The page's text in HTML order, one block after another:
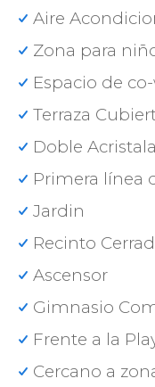
Aire
Zona para
Espacio de
Terraza
Doble
Primera línea
Jardin
Recinto
Ascensor
Gimnasio
Frente a la
Cercano a